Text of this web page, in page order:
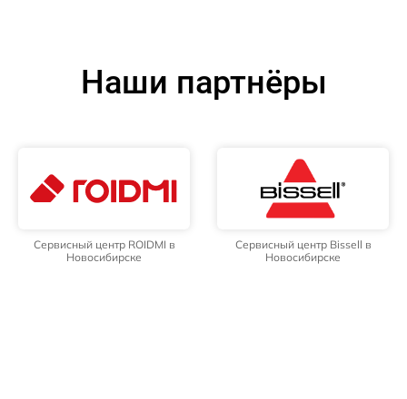
Наши партнёры
Сервисный центр ROIDMI в
Новосибирске
Сервисный центр Bissell в
Новосибирске